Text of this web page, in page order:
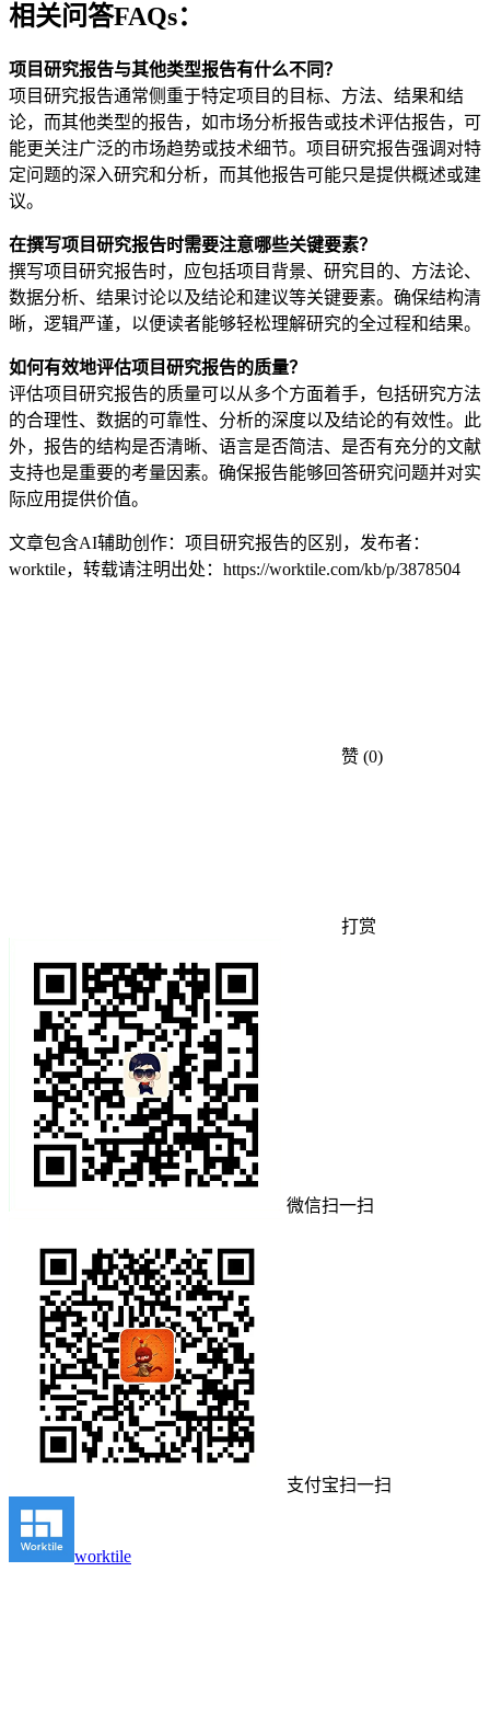
相关问答FAQs：
项目研究报告与其他类型报告有什么不同？
项目研究报告通常侧重于特定项目的目标、方法、结果和结
论，而其他类型的报告，如市场分析报告或技术评估报告，可
能更关注广泛的市场趋势或技术细节。项目研究报告强调对特
定问题的深入研究和分析，而其他报告可能只是提供概述或建
议。
在撰写项目研究报告时需要注意哪些关键要素？
撰写项目研究报告时，应包括项目背景、研究目的、方法论、
数据分析、结果讨论以及结论和建议等关键要素。确保结构清
晰，逻辑严谨，以便读者能够轻松理解研究的全过程和结果。
如何有效地评估项目研究报告的质量？
评估项目研究报告的质量可以从多个方面着手，包括研究方法
的合理性、数据的可靠性、分析的深度以及结论的有效性。此
外，报告的结构是否清晰、语言是否简洁、是否有充分的文献
支持也是重要的考量因素。确保报告能够回答研究问题并对实
际应用提供价值。
文章包含AI辅助创作：项目研究报告的区别，发布者：
worktile，转载请注明出处： https://worktile.com/kb/p/3878504
赞 (0)
打赏
微信扫一扫
支付宝扫一扫
worktile